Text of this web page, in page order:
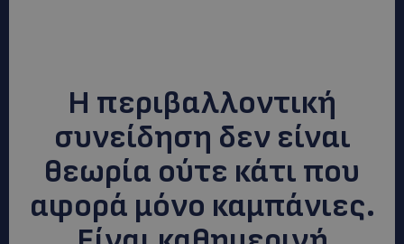
Η περιβαλλοντική
συνείδηση δεν είναι
θεωρία ούτε κάτι που
αφορά μόνο καμπάνιες.